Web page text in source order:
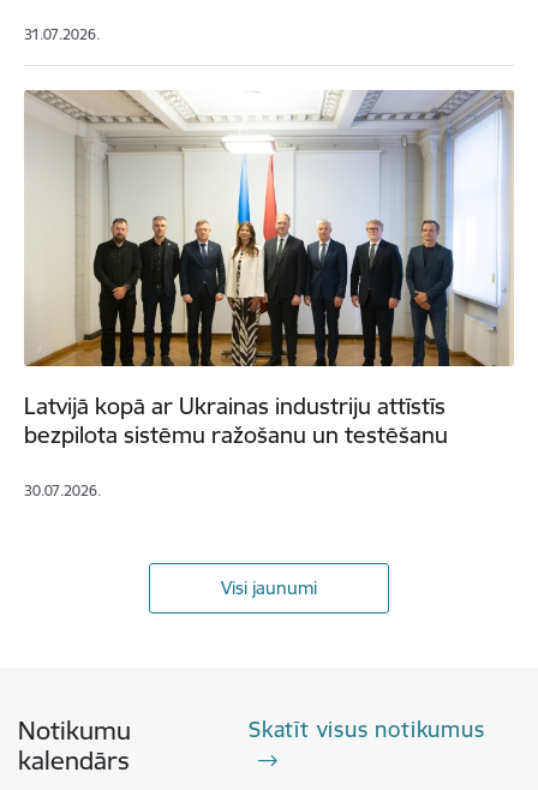
31.07.2026.
Latvijā kopā ar Ukrainas industriju attīstīs
bezpilota sistēmu ražošanu un testēšanu
30.07.2026.
Visi jaunumi
Notikumu
kalendārs
Skatīt visus notikumus